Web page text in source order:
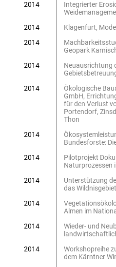
2014
Integrierter
2014
Klagenfurt,
2014
Geopark
2014
Neuausrichtung
2014
Ökologische
GmbH,
für den Verlust
Portendorf,
Thon
2014
Bundesforste:
2014
Pilotprojekt
Naturprozessen
2014
Unterstützung
das
2014
Almen im
2014
Wieder- und
2014
Workshopreihe
dem Kärntner